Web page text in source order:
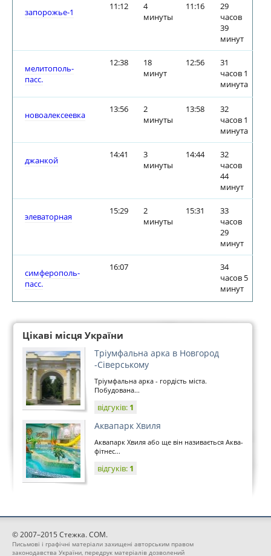
запорожье-1
11:12
4
минуты
11:16
29
часов
39
минут
мелитополь-
пасс.
12:38
18
минут
12:56
31
часов 1
минута
новоалексеевка
13:56
2
минуты
13:58
32
часов 1
минута
джанкой
14:41
3
минуты
14:44
32
часов
44
минут
элеваторная
15:29
2
минуты
15:31
33
часов
29
минут
симферополь-
пасс.
16:07
34
часов 5
минут
Цікаві місця України
Тріумфальна арка в Новгород
-Сіверському
Тріумфальна арка - гордість міста.
Побудована...
відгуків: 1
Аквапарк Хвиля
Аквапарк Хвиля або ще він називається Аква-
фітнес...
відгуків: 1
© 2007–2015 Стежка. COM.
Письмові і графічні матеріали захищені авторським правом
законодавства України, передрук матеріалів дозволений